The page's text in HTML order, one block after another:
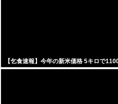
【乞食速報】今年の新米価格 5キロで